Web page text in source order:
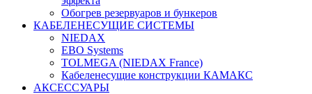
Обогрев резервуаров и бункеров
КАБЕЛЕНЕСУЩИЕ СИСТЕМЫ
NIEDAX
EBO Systems
TOLMEGA (NIEDAX France)
Кабеленесущие конструкции КАМАКС
АКСЕССУАРЫ